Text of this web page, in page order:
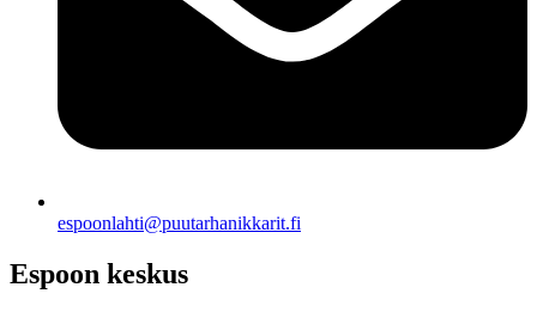
espoonlahti@puutarhanikkarit.fi
Espoon keskus